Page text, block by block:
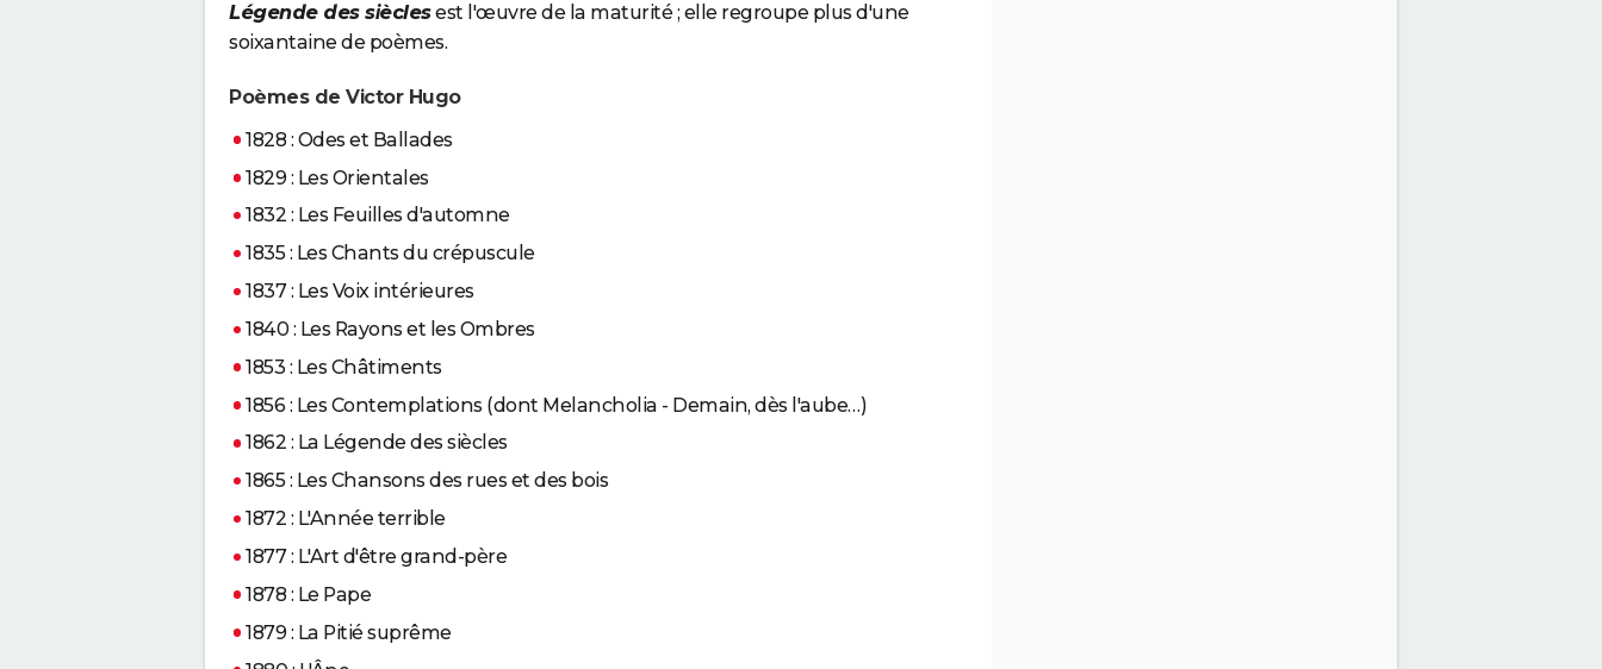
Légende des sièclesest l'œuvre de la maturité ; elle regroupe plus d'une
soixantaine de poèmes.
Poèmes de Victor Hugo
1828 : Odes et Ballades
1829 : Les Orientales
1832 : Les Feuilles d'automne
1835 : Les Chants du crépuscule
1837 : Les Voix intérieures
1840 : Les Rayons et les Ombres
1853 : Les Châtiments
1856 : Les Contemplations (dont Melancholia - Demain, dès l'aube…)
1862 : La Légende des siècles
1865 : Les Chansons des rues et des bois
1872 : L'Année terrible
1877 : L'Art d'être grand-père
1878 : Le Pape
1879 : La Pitié suprême